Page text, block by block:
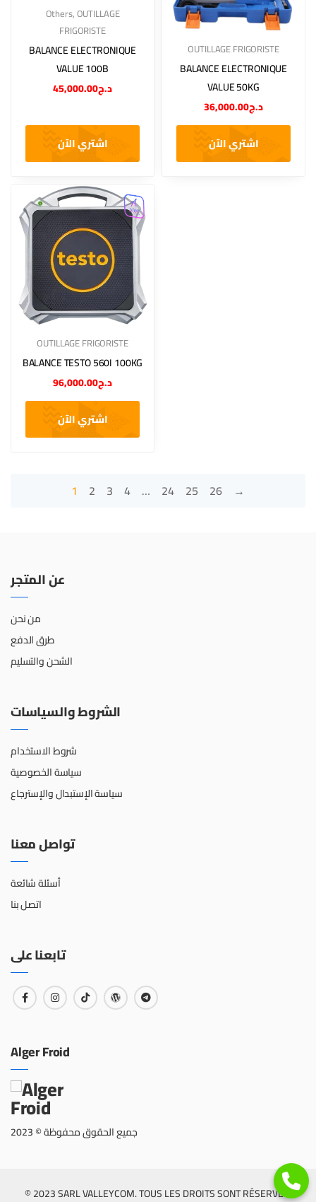
Others,OUTILLAGE
FRIGORISTE
BALANCE ELECTRONIQUE
VALUE 100B
د.ج45,000.00
اشتري الآن
OUTILLAGE FRIGORISTE
BALANCE ELECTRONIQUE
VALUE 50KG
د.ج36,000.00
اشتري الآن
OUTILLAGE FRIGORISTE
BALANCE TESTO 560I 100KG
د.ج96,000.00
اشتري الآن
1 2 3 4 … 24 25 26 →
عن المتجر
من نحن
طرق الدفع
الشحن والتسليم
الشروط والسياسات
شروط الاستخدام
سياسة الخصوصية
سياسة الإستبدال والإسترجاع
تواصل معنا
أسئلة شائعة
اتصل بنا
تابعنا على
Alger Froid
جميع الحقوق محفوظة © 2023
© 2023 SARL VALLEYCOM. TOUS LES DROITS SONT RÉSERVÉS.